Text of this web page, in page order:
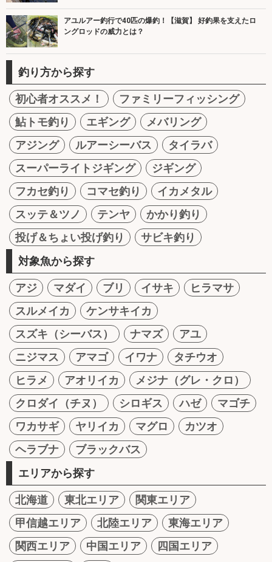
アユルアー釣行で40匹の爆釣！【滋賀】 好釣果を支えたロ
ングロッドの威力とは？
釣り方から探す
初心者オススメ！
ファミリーフィッシング
鮎トモ釣り
エギング
メバリング
アジング
ルアーシーバス
タイラバ
スーパーライトジギング
ジギング
フカセ釣り
コマセ釣り
イカメタル
スッテ＆ツノ
テンヤ
かかり釣り
投げ＆ちょい投げ釣り
サビキ釣り
対象魚から探す
アジ マダイ ブリ イサキ
ヒラマサ
スルメイカ
ケンサキイカ
スズキ（シーバス）
ナマズ
アユ
ニジマス
アマゴ イワナ
タチウオ
ヒラメ
アオリイカ
メジナ（グレ・クロ）
クロダイ（チヌ）
シロギス ハゼ
マゴチ
ワカサギ
ヤリイカ マグロ
カツオ
ヘラブナ
ブラックバス
エリアから探す
北海道 東北エリア
関東エリア
甲信越エリア
北陸エリア
東海エリア
関西エリア
中国エリア
四国エリア